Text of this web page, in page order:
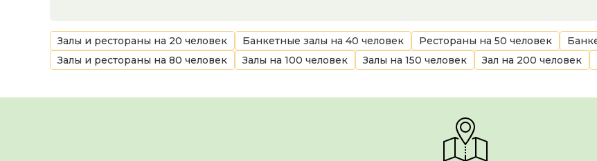
Корпоратив
Новогодний корпоратив
Залы и рестораны на 20 человек Банкетные залы на 40 человек Рестораны на 50 человек
Залы и рестораны на 80 человек
Залы на 100 человек Залы на 150 человек Зал на 200 человек